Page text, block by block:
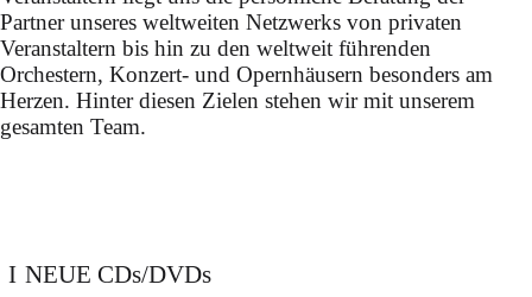
Partner unseres weltweiten Netzwerks von privaten
Veranstaltern bis hin zu den weltweit führenden
Orchestern, Konzert- und Opernhäusern besonders am
Herzen. Hinter diesen Zielen stehen wir mit unserem
gesamten Team.
NEUE CDs/DVDs